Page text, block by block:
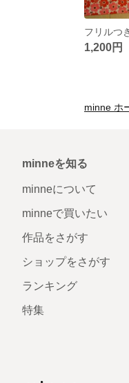
フリルつ
1,200円
minne ホ
minneを知る
minneについて
minneで買いたい
作品をさがす
ショップをさがす
ランキング
特集